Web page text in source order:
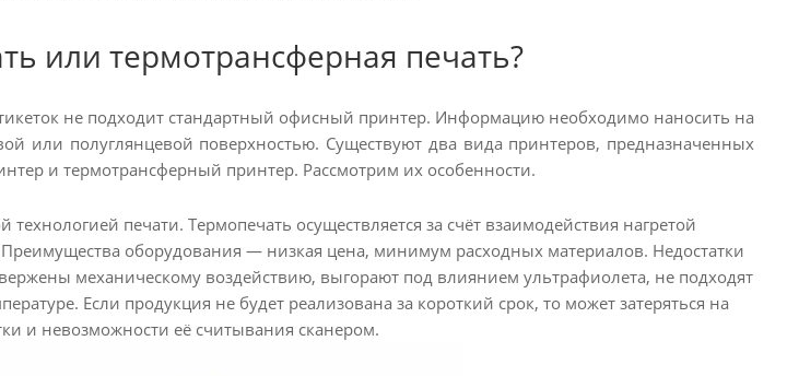
или термотрансферная печать?
не подходит стандартный офисный принтер. Информацию необходимо наносить на
или полуглянцевой поверхностью. Существуют два вида принтеров, предназначенных
и термотрансферный принтер. Рассмотрим их особенности.
технологией печати. Термопечать осуществляется за счёт взаимодействия нагретой
оборудования — низкая цена, минимум расходных материалов. Недостатки
механическому воздействию, выгорают под влиянием ультрафиолета, не подходят
Если продукция не будет реализована за короткий срок, то может затеряться на
и невозможности её считывания сканером.